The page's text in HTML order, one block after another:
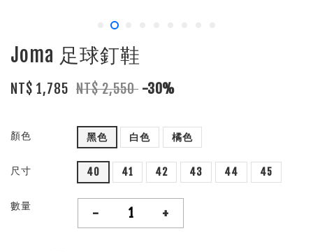
Joma 足球釘鞋
NT$ 1,785 NT$ 2,550 -30%
顏色 黑色 白色 橘色
尺寸 40 41 42 43 44 45
數量 - +